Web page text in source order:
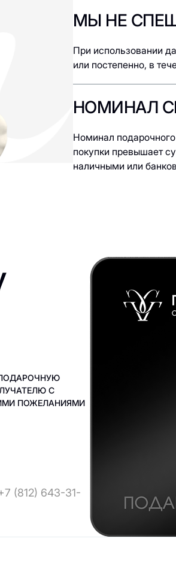
МЫ НЕ
При использовании
или постепенно, в
НОМИНАЛ
Номинал
покупки превышает
наличными или
С
ПОЖЕЛАНИЯМИ
(812) 643-31-